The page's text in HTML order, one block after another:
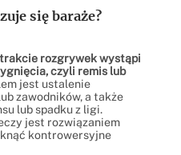
się baraże?
rozgrywek wystąpi
czyli remis lub
jest ustalenie
zawodników, a także
lub spadku z ligi.
jest rozwiązaniem
kontrowersyjne